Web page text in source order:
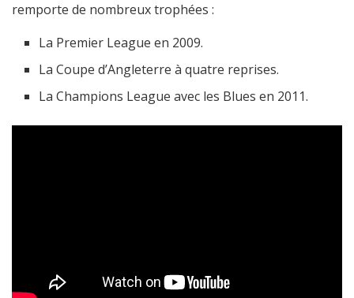
remporte de nombreux trophées :
La Premier League en 2009.
La Coupe d’Angleterre à quatre reprises.
La Champions League avec les Blues en 2011.